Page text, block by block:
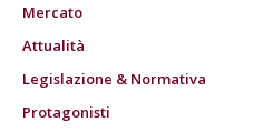
Mercato
Attualità
Legislazione & Normativa
Protagonisti